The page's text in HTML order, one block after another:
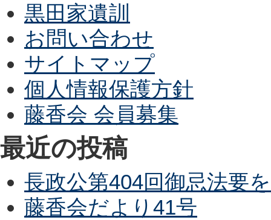
黒田家遺訓
お問い合わせ
サイトマップ
個人情報保護方針
藤香会 会員募集
最近の投稿
長政公第404回御忌法要
藤香会だより41号